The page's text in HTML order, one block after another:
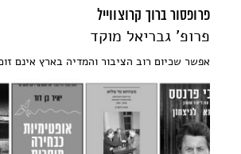
פרופסור ברוך קרוצווייל
פרופ' גבריאל מוקד
אפשר שכיום רוב הציבור והמדיה בארץ אינם